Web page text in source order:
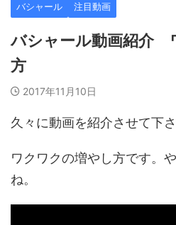
バシャール 注目動画
バシャール動画紹介
方
2017年11月10日
久々に動画を紹介させて下さ
ワクワクの増やし方です。
ね。